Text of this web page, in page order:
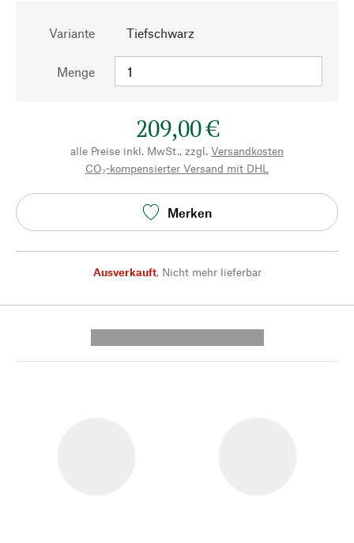
Variante Tiefschwarz
Menge
209,00 €
alle Preise inkl. MwSt., zzgl. Versandkosten
CO₂-kompensierter Versand mit DHL
Merken
Ausverkauft, Nicht mehr lieferbar